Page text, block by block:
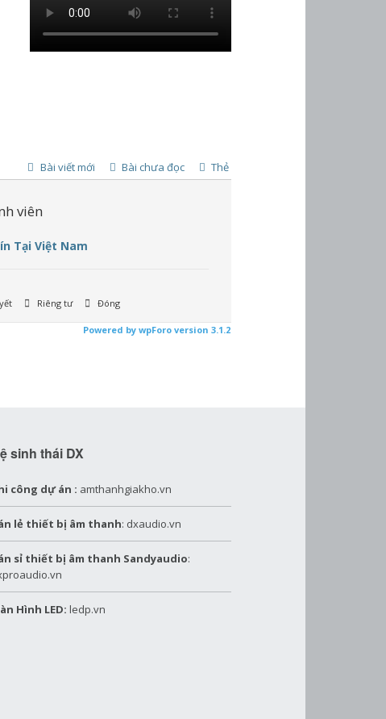
Bài viết mới Bài chưa đọc Thẻ
viên
Tại Việt Nam
Riêng tư Đóng
Powered by wpForo version 3.1.2
sinh thái DX
công dự án : amthanhgiakho.vn
lẻ thiết bị âm thanh: dxaudio.vn
sỉ thiết bị âm thanh Sandyaudio:
Hình LED: ledp.vn